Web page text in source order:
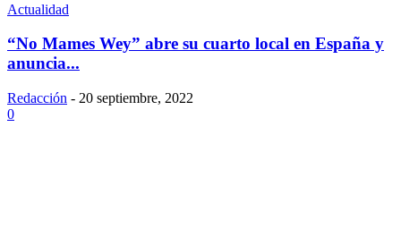
Actualidad
“No Mames Wey” abre su cuarto local en España y
anuncia...
Redacción - 20 septiembre, 2022
0